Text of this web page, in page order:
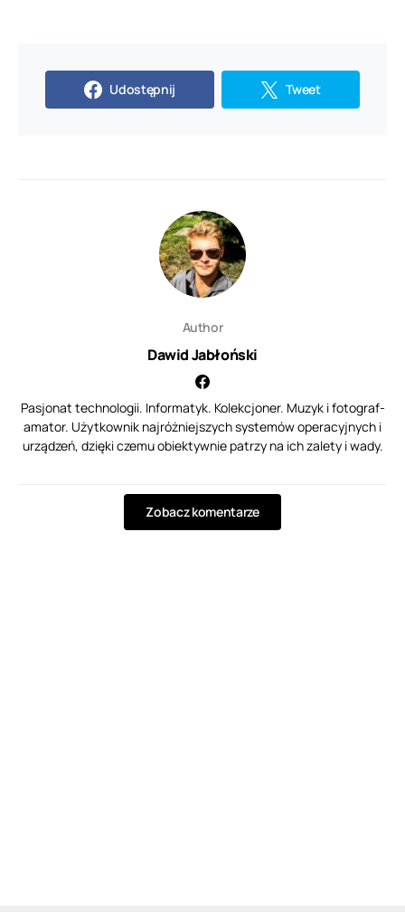
Udostępnij Tweet
Author
Dawid Jabłoński
Pasjonat technologii. Informatyk. Kolekcjoner. Muzyk i fotograf-
amator. Użytkownik najróżniejszych systemów operacyjnych i
urządzeń, dzięki czemu obiektywnie patrzy na ich zalety i wady.
Zobacz komentarze